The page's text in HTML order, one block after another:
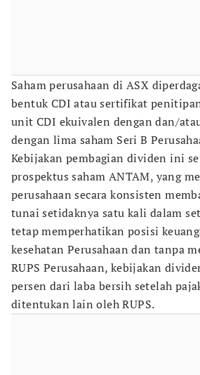
Saham perusahaan di ASX
bentuk CDI atau sertifikat
unit CDI ekuivalen dengan dan/
dengan lima saham Seri B
Kebijakan pembagian dividen ini
prospektus saham ANTAM, yang
perusahaan secara konsisten
tunai setidaknya satu kali dalam
tetap memperhatikan posisi
kesehatan Perusahaan dan tanpa
RUPS Perusahaan, kebijakan
persen dari laba bersih setelah
ditentukan lain oleh RUPS.